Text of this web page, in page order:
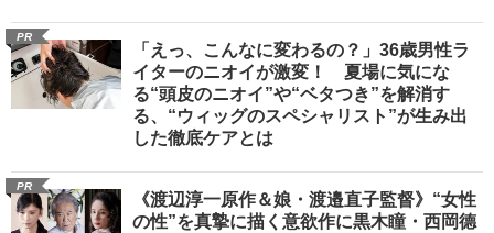
PR
「えっ、こんなに変わるの？」36歳男性ラ
イターのニオイが激変！ 夏場に気にな
る“頭皮のニオイ”や“ベタつき”を解消す
る、“ウィッグのスペシャリスト”が生み出
した徹底ケアとは
PR
《渡辺淳一原作＆娘・渡邉直子監督》“女性
の性”を真摯に描く意欲作に黒木瞳・西岡德